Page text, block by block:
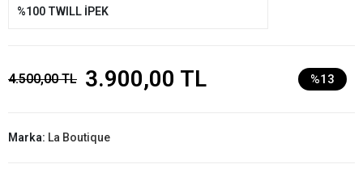
%100 TWILL İPEK
4.500,00 TL 3.900,00 TL %13
Marka: La Boutique